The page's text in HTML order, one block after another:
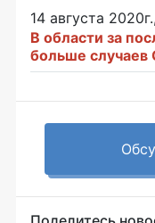
14 августа
В области за
больше случаев